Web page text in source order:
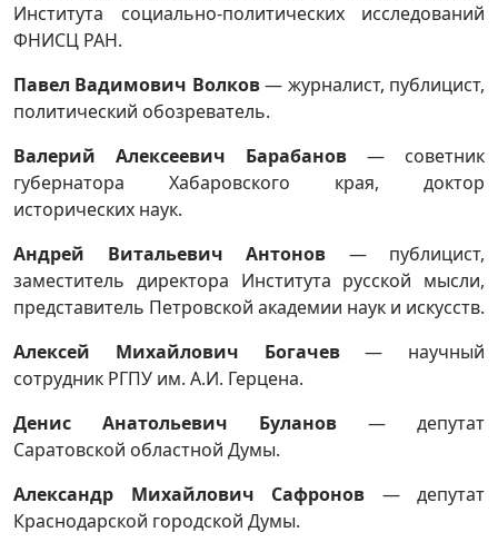
Института социально-политических исследований
ФНИСЦ РАН.
Павел Вадимович Волков— журналист, публицист,
политический обозреватель.
Валерий Алексеевич Барабанов — советник
губернатора Хабаровского края, доктор
исторических наук.
Андрей Витальевич Антонов — публицист,
заместитель директора Института русской мысли,
представитель Петровской академии наук и искусств.
Алексей Михайлович Богачев— научный
сотрудник РГПУ им. А.И. Герцена.
Денис Анатольевич Буланов — депутат
Саратовской областной Думы.
Александр Михайлович Сафронов — депутат
Краснодарской городской Думы.